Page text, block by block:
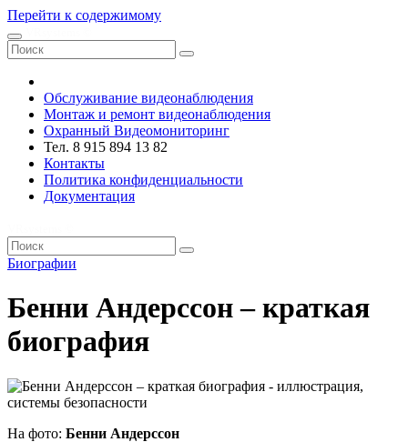
Перейти к содержимому
Обслуживание видеонаблюдения
Монтаж и ремонт видеонаблюдения
Охранный Видеомониторинг
Тел. 8 915 894 13 82
Контакты
Политика конфиденциальности
Документация
Биографии
Бенни Андерссон – краткая
биография
На фото: Бенни Андерссон